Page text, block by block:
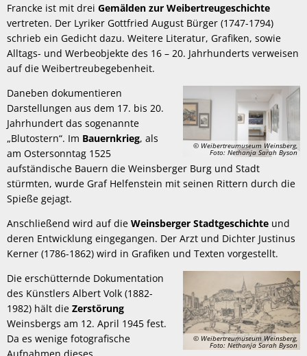
Francke ist mit drei Gemälden zur Weibertreugeschichte
vertreten. Der Lyriker Gottfried August Bürger (1747-1794)
schrieb ein Gedicht dazu. Weitere Literatur, Grafiken, sowie
Alltags- und Werbeobjekte des 16 – 20. Jahrhunderts verweisen
auf die Weibertreubegebenheit.
© Weibertreumuseum Weinsberg,
Foto: Nethanja Sarah Byson
Daneben dokumentieren
Darstellungen aus dem 17. bis 20.
Jahrhundert das sogenannte
„Blutostern“. Im Bauernkrieg, als
am Ostersonntag 1525
aufständische Bauern die Weinsberger Burg und Stadt
stürmten, wurde Graf Helfenstein mit seinen Rittern durch die
Spieße gejagt.
Anschließend wird auf die Weinsberger Stadtgeschichte und
deren Entwicklung eingegangen. Der Arzt und Dichter Justinus
Kerner (1786-1862) wird in Grafiken und Texten vorgestellt.
© Weibertreumuseum Weinsberg,
Foto: Nethanja Sarah Byson
Die erschütternde Dokumentation
des Künstlers Albert Volk (1882-
1982) hält die Zerstörung
Weinsbergs am 12. April 1945 fest.
Da es wenige fotografische